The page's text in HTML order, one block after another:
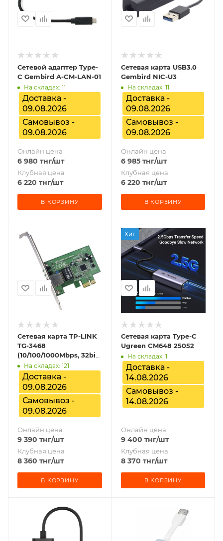
Сетевой адаптер Type-
C Gembird A-CM-LAN-01
На складах: 11
Доставка -
09.08.2026
Самовывоз -
09.08.2026
Онлайн цена
6 980 тнг/шт
Клубная цена
6 220 тнг/шт
В КОРЗИНУ
Сетевая карта USB3.0
Gembird NIC-U3
На складах: 11
Доставка -
09.08.2026
Самовывоз -
09.08.2026
Онлайн цена
6 985тнг/шт
Клубная цена
6 220 тнг/шт
В КОРЗИНУ
Сетевая карта TP-LINK
TG-3468
(10/100/1000Mbps, 32bit
Gigabit PCIe Networks
Adapter)
На складах: 121
Доставка -
09.08.2026
Самовывоз -
09.08.2026
Онлайн цена
9 390 тнг/шт
Клубная цена
8 360 тнг/шт
В КОРЗИНУ
Хит
Сетевая карта Type-C
Ugreen CM648 25052
На складах: 1
Доставка -
14.08.2026
Самовывоз -
14.08.2026
Онлайн цена
9 400 тнг/шт
Клубная цена
8 370 тнг/шт
В КОРЗИНУ